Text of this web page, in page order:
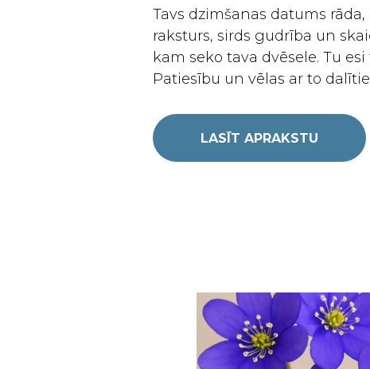
Tavs dzimšanas datums
raksturs, sirds gudrība un
kam seko tava dvēsele. Tu
Patiesību un vēlas ar to
LASĪT APRAKSTU